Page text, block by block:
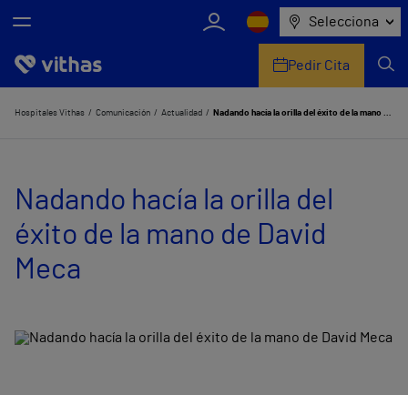
Selecciona
Nosotros
Servicios de salud
Equipo médico y asistencial
Comunicación
Pedir Cita
Hospitales Vithas Comunicación Actualidad Nadando hacía la orilla del éxito de la mano de David Meca
Nadando hacía la orilla del
éxito de la mano de David
Meca